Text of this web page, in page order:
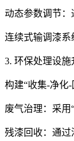
动态参数调节：
连续式输调漆系
3. 环保处理设施
构建“收集-净化-
废气治理：采用
残漆回收：通过